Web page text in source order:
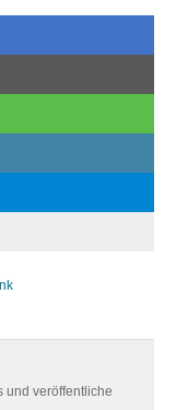
und veröffentliche